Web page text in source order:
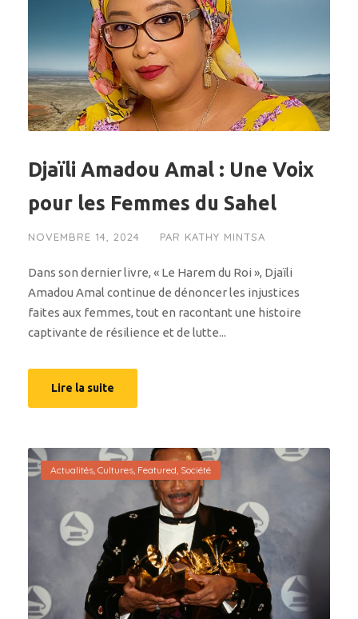
Djaïli Amadou Amal : Une Voix
pour les Femmes du Sahel
NOVEMBRE 14, 2024 PAR KATHY MINTSA
Dans son dernier livre, « Le Harem du Roi », Djaïli
Amadou Amal continue de dénoncer les injustices
faites aux femmes, tout en racontant une histoire
captivante de résilience et de lutte...
Lire la suite
Actualités, Cultures, Featured, Société